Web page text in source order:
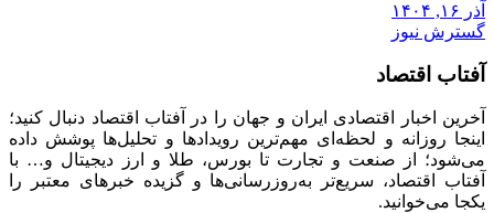
آذر ۱۶, ۱۴۰۴
گسترش نیوز
آفتاب اقتصاد
آخرین اخبار اقتصادی ایران و جهان را در آفتاب اقتصاد دنبال کنید؛
اینجا روزانه و لحظه‌ای مهم‌ترین رویدادها و تحلیل‌ها پوشش داده
می‌شود؛ از صنعت و تجارت تا بورس، طلا و ارز دیجیتال و… با
آفتاب اقتصاد، سریع‌تر به‌روزرسانی‌ها و گزیده خبرهای معتبر را
یکجا می‌خوانید.